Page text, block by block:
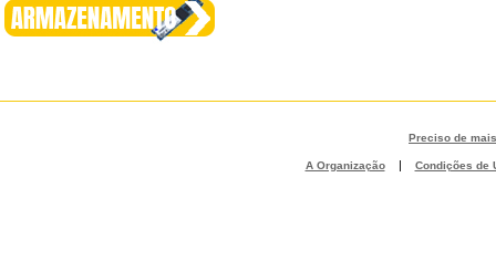
Preciso de
A Organização | Condições de